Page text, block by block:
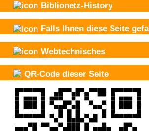
Biblionetz-History
Falls Ihnen diese Seite
Webtechnisches
QR-Code dieser Seite